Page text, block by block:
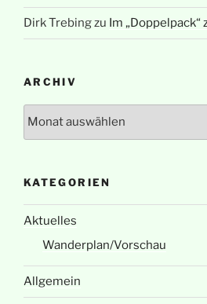
Dirk Trebingzu Im
ARCHIV
KATEGORIEN
Aktuelles
Wanderplan/Vorschau
Allgemein